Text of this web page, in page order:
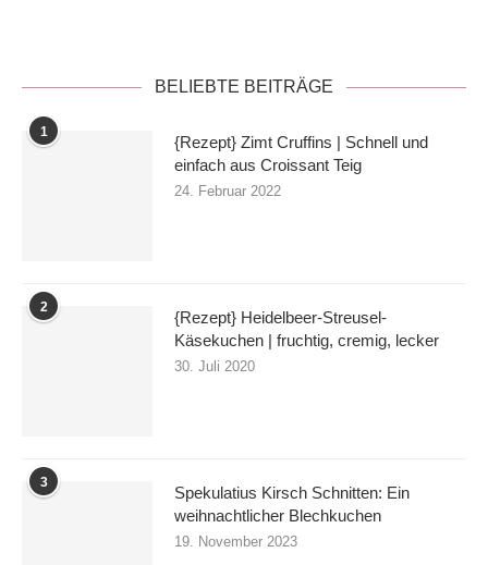
BELIEBTE BEITRÄGE
1
{Rezept} Zimt Cruffins | Schnell und
einfach aus Croissant Teig
24. Februar 2022
2
{Rezept} Heidelbeer-Streusel-
Käsekuchen | fruchtig, cremig, lecker
30. Juli 2020
3
Spekulatius Kirsch Schnitten: Ein
weihnachtlicher Blechkuchen
19. November 2023